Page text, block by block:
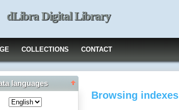
dLibra Digital Library
COLLECTIONS CONTACT
languages
Browsing indexes